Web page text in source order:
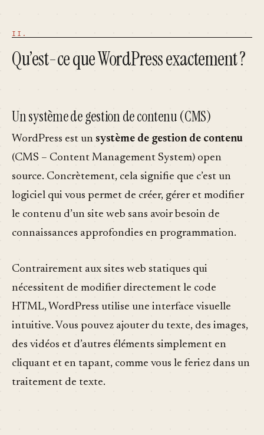
Qu’est-ce que WordPress exactement ?
Un système de gestion de contenu (CMS)
WordPress est un système de gestion de contenu
(CMS – Content Management System) open
source. Concrètement, cela signifie que c’est un
logiciel qui vous permet de créer, gérer et modifier
le contenu d’un site web sans avoir besoin de
connaissances approfondies en programmation.
Contrairement aux sites web statiques qui
nécessitent de modifier directement le code
HTML, WordPress utilise une interface visuelle
intuitive. Vous pouvez ajouter du texte, des images,
des vidéos et d’autres éléments simplement en
cliquant et en tapant, comme vous le feriez dans un
traitement de texte.